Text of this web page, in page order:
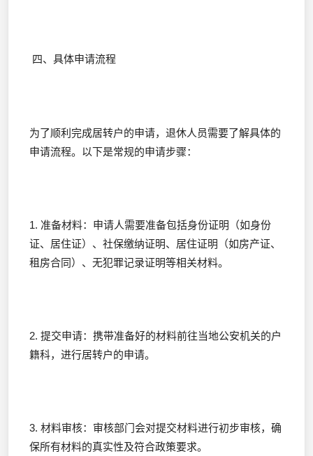
四、具体申请流程
为了顺利完成居转户的申请，退休人员需要了解具体的
申请流程。以下是常规的申请步骤：
1. 准备材料：申请人需要准备包括身份证明（如身份
证、居住证）、社保缴纳证明、居住证明（如房产证、
租房合同）、无犯罪记录证明等相关材料。
2. 提交申请：携带准备好的材料前往当地公安机关的户
籍科，进行居转户的申请。
3. 材料审核：审核部门会对提交材料进行初步审核，确
保所有材料的真实性及符合政策要求。